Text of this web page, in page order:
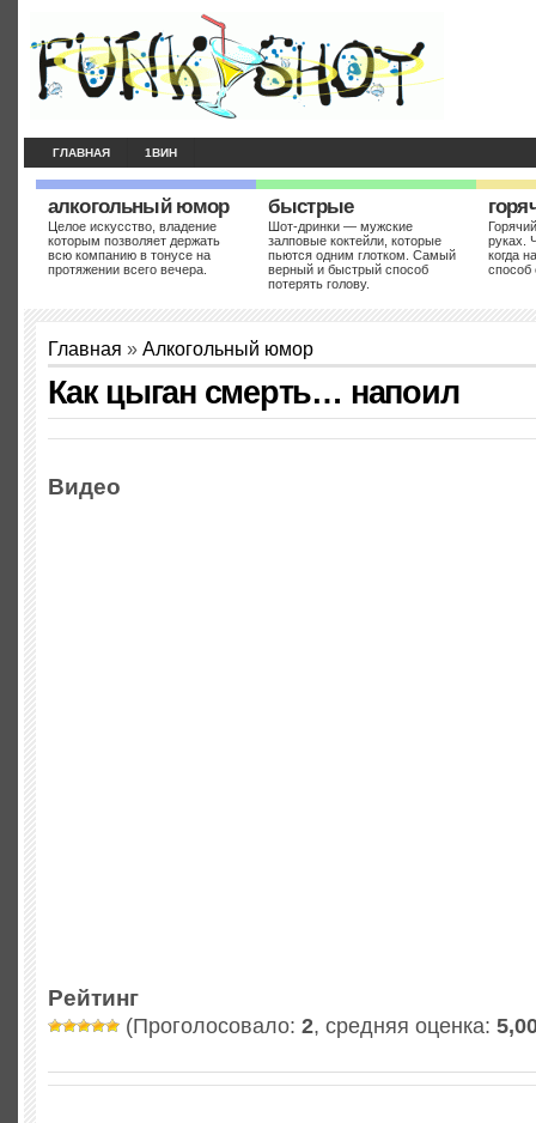
ГЛАВНАЯ 1ВИН
алкогольный юмор
Целое искусство, владение
которым позволяет держать
всю компанию в тонусе на
протяжении всего вечера.
быстрые
Шот-дринки — мужские
залповые коктейли, которые
пьются одним глотком. Самый
верный и быстрый способ
потерять голову.
руках.
когда
способ
Главная » Алкогольный юмор
Как цыган смерть… напоил
Видео
Рейтинг
(Проголосовало: 2, средняя оценка: